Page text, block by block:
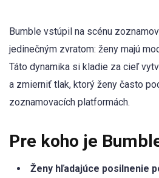
Bumble vstúpil na scénu
jedinečným zvratom: ženy majú
Táto dynamika si kladie za cieľ
a zmierniť tlak, ktorý ženy často
zoznamovacích platformách.
Pre koho je
Ženy hľadajúce posilnenie